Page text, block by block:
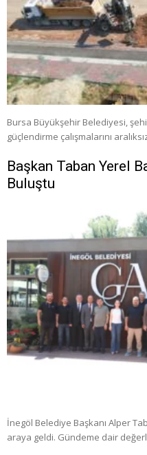
Bursa Büyükşehir Belediyesi,
güçlendirme çalışmalarını
Başkan Taban Yerel
Buluştu
İnegöl Belediye Başkanı Alper
araya geldi. Gündeme dair